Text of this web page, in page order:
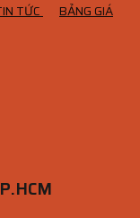
TỨC
BẢNG GIÁ